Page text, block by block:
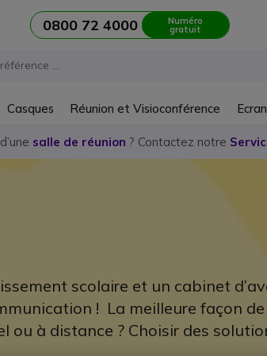
0800 72 4000 Numéro
gratuit
Casques Réunion et Visioconférence
salle de réunion ? Contactez notre
scolaire et un cabinet
! La meilleure façon de
ou à distance ? Choisir des